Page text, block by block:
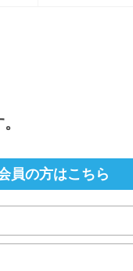
員の方はこちら